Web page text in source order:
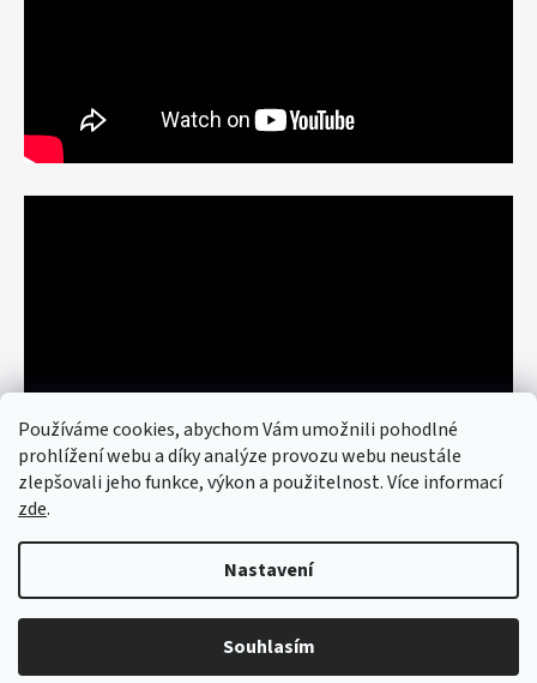
Používáme cookies, abychom Vám umožnili pohodlné
prohlížení webu a díky analýze provozu webu neustále
zlepšovali jeho funkce, výkon a použitelnost. Více informací
zde.
Nastavení
Souhlasím
© 2026 art re use. Všechna práva
Upravit nastavení cookies